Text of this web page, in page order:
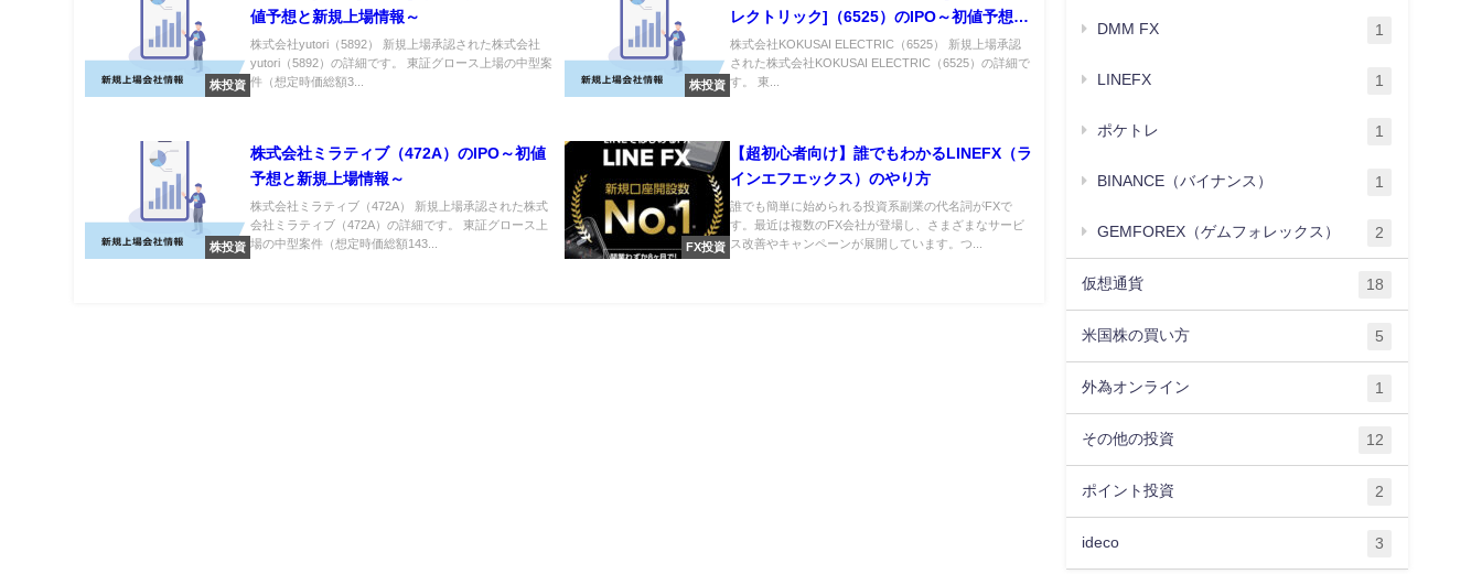
株投資
値予想と新規上場情報～
株式会社yutori（5892） 新規上場承認された株式会社
yutori（5892）の詳細です。 東証グロース上場の中型案
件（想定時価総額3...
株投資
レクトリック]（6525）のIPO～初値予想と
新規上場情報～
株式会社KOKUSAI ELECTRIC（6525） 新規上場承認
された株式会社KOKUSAI ELECTRIC（6525）の詳細で
す。 東...
株投資
株式会社ミラティブ（472A）のIPO～初値
予想と新規上場情報～
株式会社ミラティブ（472A） 新規上場承認された株式
会社ミラティブ（472A）の詳細です。 東証グロース上
場の中型案件（想定時価総額143...
FX投資
【超初心者向け】誰でもわかるLINEFX（ラ
インエフエックス）のやり方
誰でも簡単に始められる投資系副業の代名詞がFXで
す。最近は複数のFX会社が登場し、さまざまなサービ
ス改善やキャンペーンが展開しています。つ...
DMM FX 1
LINEFX 1
ポケトレ 1
BINANCE（バイナンス） 1
GEMFOREX（ゲムフォレックス） 2
仮想通貨 18
米国株の買い方 5
外為オンライン 1
その他の投資 12
ポイント投資 2
ideco 3